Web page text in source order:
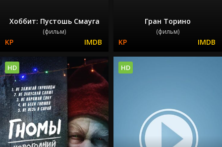
Хоббит: Пустошь Смауга
(фильм)
Гран Торино
(фильм)
HD HD